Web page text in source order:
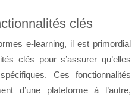
clés
e-learning, il est primordial
clés pour s’assurer qu’elles
Ces fonctionnalités
d’une plateforme à l’autre,